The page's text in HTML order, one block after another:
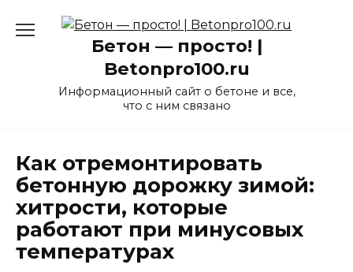
Бетон — просто! |
Betonpro100.ru
Информационный сайт о бетоне и все,
что с ним связано
Как отремонтировать
бетонную дорожку зимой:
хитрости, которые
работают при минусовых
температурах